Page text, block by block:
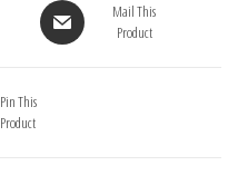
Mail This
Product
Pin This
Product